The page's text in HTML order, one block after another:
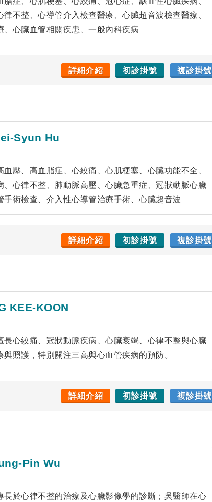
律不整、心導管介入檢查醫療、心臟超音波檢查醫療、
、心臟血管相關疾患、一般內科疾病
詳細介紹 初診掛號 複診掛號
Syun Hu
血壓、高血脂症、心絞痛、心肌梗塞、心臟功能不全、
、心律不整、肺動脈高壓、心臟急重症、冠狀動脈心臟
手術檢查、介入性心導管治療手術、心臟超音波
詳細介紹 初診掛號 複診掛號
KEE-KOON
長心絞痛、冠狀動脈疾病、心臟衰竭、心律不整與心臟
與照護，特別關注三高與心血管疾病的預防。
詳細介紹 初診掛號 複診掛號
Pin Wu
長於心律不整的治療及心臟影像學的診斷；吳醫師在心